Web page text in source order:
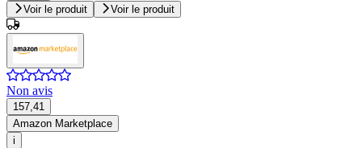
Voir le produit
Voir le produit
Non avis
157,41
Amazon Marketplace
i